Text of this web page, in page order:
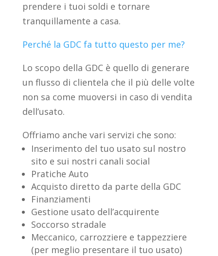
prendere i tuoi soldi e tornare
tranquillamente a casa.
Perché la GDC fa tutto questo per me?
Lo scopo della GDC è quello di generare
un flusso di clientela che il più delle volte
non sa come muoversi in caso di vendita
dell’usato.
Offriamo anche vari servizi che sono:
Inserimento del tuo usato sul nostro
sito e sui nostri canali social
Pratiche Auto
Acquisto diretto da parte della GDC
Finanziamenti
Gestione usato dell’acquirente
Soccorso stradale
Meccanico, carrozziere e tappezziere
(per meglio presentare il tuo usato)